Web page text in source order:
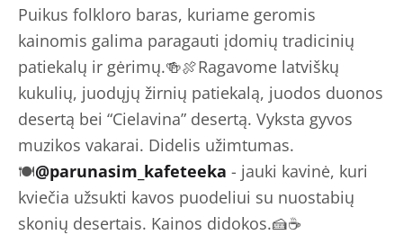
Puikus folkloro baras, kuriame geromis
kainomis galima paragauti įdomių tradicinių
patiekalų ir gėrimų.🍻🍖Ragavome latviškų
kukulių, juodųjų žirnių patiekalą, juodos duonos
desertą bei “Cielavina” desertą. Vyksta gyvos
muzikos vakarai. Didelis užimtumas.
🍽@parunasim_kafeteeka - jauki kavinė, kuri
kviečia užsukti kavos puodeliui su nuostabių
skonių desertais. Kainos didokos.🍰☕️